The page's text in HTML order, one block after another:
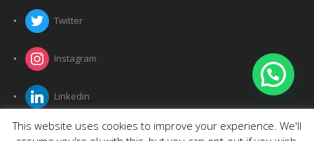
Twitter
Instagram
Linkedin
This website uses cookies to improve your experience. We'll